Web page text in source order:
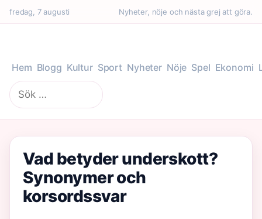
fredag, 7 augusti Nyheter, nöje och nästa grej att göra.
Hem Blogg Kultur Sport Nyheter Nöje Spel Ekonomi
Sök
efter:
Vad betyder underskott?
Synonymer och
korsordssvar